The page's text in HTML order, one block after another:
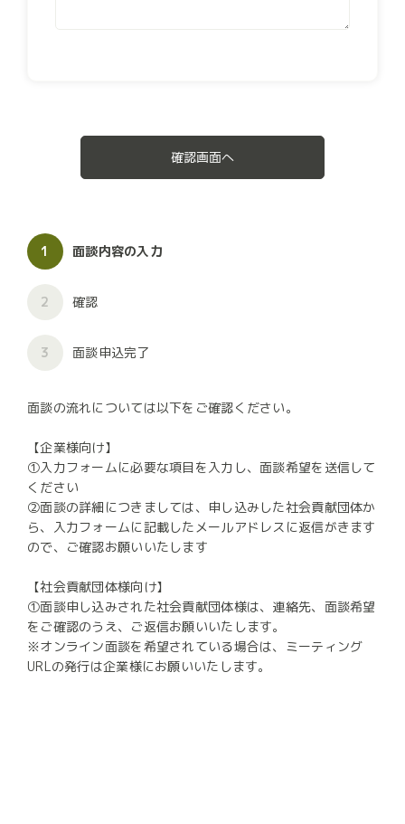
確認画面へ
1 面談内容の入力
2 確認
3 面談申込完了
面談の流れについては以下をご確認ください。
【企業様向け】
①入力フォームに必要な項目を入力し、面談希望を送信して
ください
②面談の詳細につきましては、申し込みした社会貢献団体か
ら、入力フォームに記載したメールアドレスに返信がきます
ので、ご確認お願いいたします
【社会貢献団体様向け】
①面談申し込みされた社会貢献団体様は、連絡先、面談希望
をご確認のうえ、ご返信お願いいたします。
※オンライン面談を希望されている場合は、ミーティング
URLの発行は企業様にお願いいたします。